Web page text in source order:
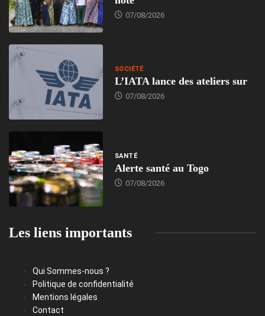
07/08/2026
SOCIÉTÉ
L’IATA lance des ateliers sur
07/08/2026
SANTÉ
Alerte santé au Togo
07/08/2026
Les liens importants
Qui Sommes-nous ?
Politique de confidentialité
Mentions légales
Contact